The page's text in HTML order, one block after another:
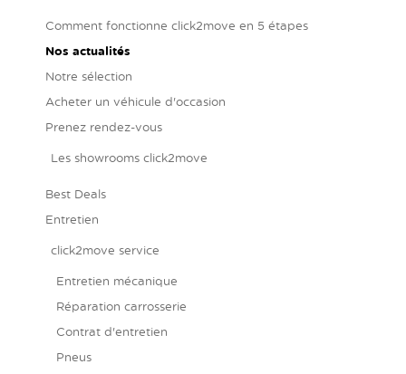
Comment fonctionne click2move en 5 étapes
Nos actualités
Notre sélection
Acheter un véhicule d'occasion
Prenez rendez-vous
Les showrooms click2move
Best Deals
Entretien
click2move service
Entretien mécanique
Réparation carrosserie
Contrat d'entretien
Pneus